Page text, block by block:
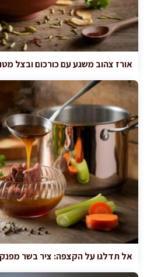
אורז צהוב משגע עם כורכום ובצל
אל תדלגו על הקצפה: ציר בשר